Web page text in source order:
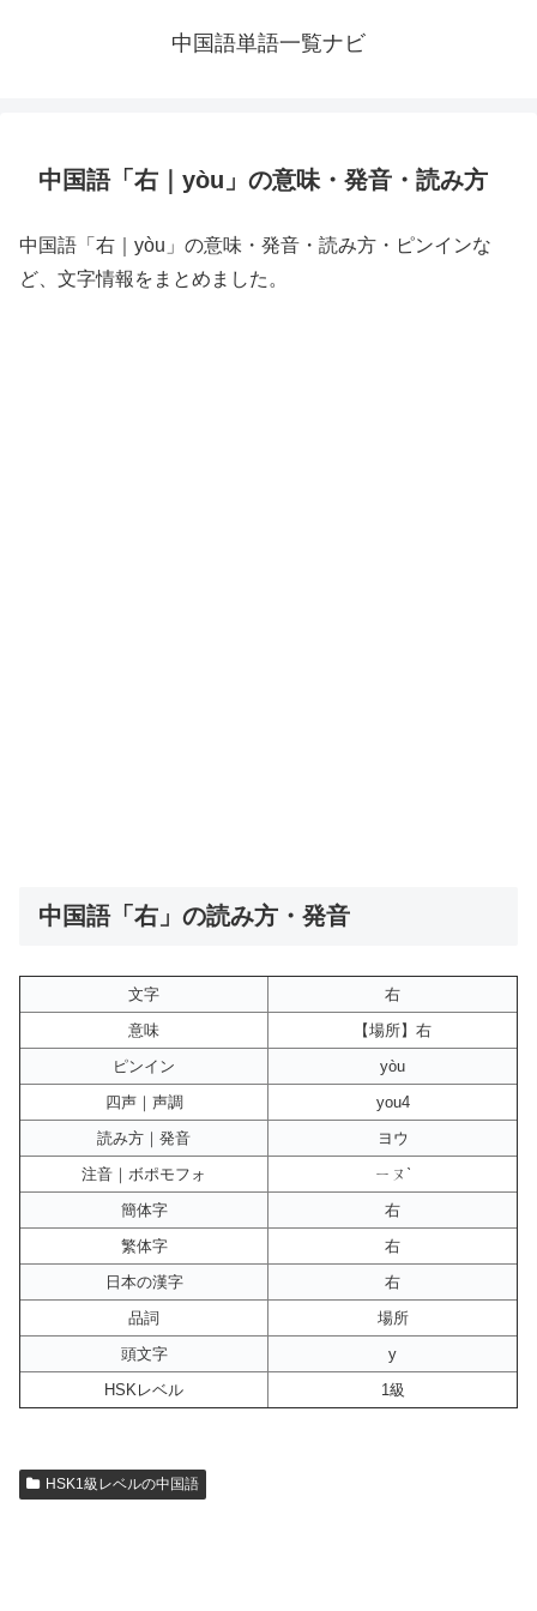
中国語単語一覧ナビ
中国語「右｜yòu」の意味・発音・読み方
中国語「右｜yòu」の意味・発音・読み方・ピンインな
ど、文字情報をまとめました。
中国語「右」の読み方・発音
文字
右
意味
【場所】右
ピンイン
yòu
四声｜声調
you4
読み方｜発音
ヨウ
注音｜ボポモフォ
ㄧㄡˋ
簡体字
右
繁体字
右
日本の漢字
右
品詞
場所
頭文字
y
HSKレベル
1級
HSK1級レベルの中国語